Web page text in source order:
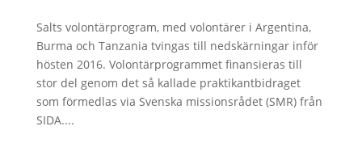
Salts volontärprogram, med volontärer i Argentina,
Burma och Tanzania tvingas till nedskärningar inför
hösten 2016. Volontärprogrammet finansieras till
stor del genom det så kallade praktikantbidraget
som förmedlas via Svenska missionsrådet (SMR) från
SIDA....